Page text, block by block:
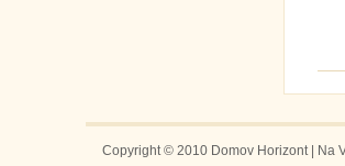
Copyright © 2010 Domov Horizont | Na